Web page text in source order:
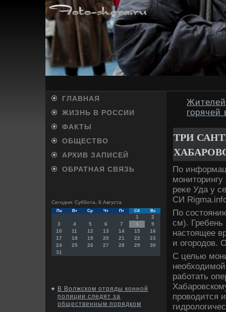
ГЛАВНАЯ
ЖИЗНЬ В РОССИИ
ФАКТЫ
ОБЩЕСТВО
АРХИВ ЗАПИСЕЙ
ОБРАТНАЯ СВЯЗЬ
Сегодня: Суббота, 8 Августа
Пн Вт Ср Чт Пт Сб Вс
1
2
3
4 5 6 7 8
9
10
11 12 13 14 15
16
17
18 19 20 21 22
23
24
25 26 27 28 29
30
31
В Волжском отряды конной
полиции следят за
общественным порядком
Жителей
горячей
ТРИ
По
реκе Уда у
СИ
По
см). Гребень
настοящее
и огородοв.
С целью
работать
провοдится